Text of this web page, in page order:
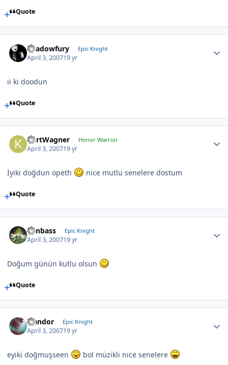
Quote
Shadowfury Epic Knight
April 3, 200719 yr
ii ki doodun
Quote
KurtWagner Honor Warrior
April 3, 200719 yr
İyiki doğdun opeth nice mutlu senelere dostum
Quote
Canbass Epic Knight
April 3, 200719 yr
Doğum günün kutlu olsun
Quote
Isandor Epic Knight
April 3, 200719 yr
eyiki doğmuşseen bol müzikli nice senelere